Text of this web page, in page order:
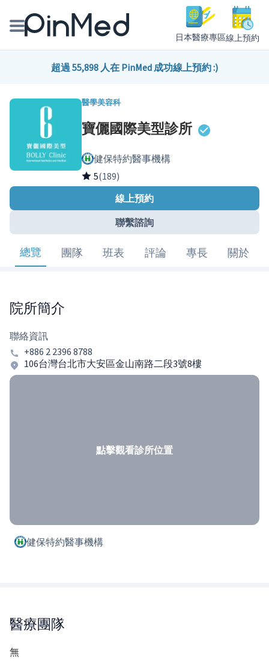
日本醫療專區線上預約
線上預約醫師、院所
醫師專欄專訪
健康主題館
我是醫療人員
超過 55,898 人在 PinMed 成功線上預約 :)
醫學美容科
寶儷國際美型診所
健保特約醫事機構
5(189)
線上預約
聯繫諮詢
總覽 團隊 班表 評論 專長 關於
院所簡介
聯絡資訊
+886 2 2396 8788
106台灣台北市大安區金山南路二段3號8樓
點擊觀看診所位置
健保特約醫事機構
醫療團隊
無